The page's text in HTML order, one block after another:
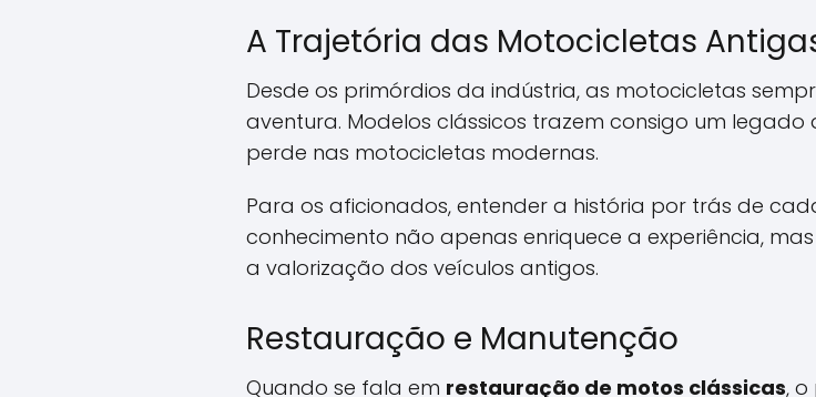
A Trajetória das Motocicletas
Desde os primórdios da indústria, as motocicletas
aventura. Modelos clássicos trazem consigo um legado
perde nas motocicletas modernas.
Para os aficionados, entender a história por trás de
conhecimento não apenas enriquece a experiência,
a valorização dos veículos antigos.
Restauração e Manutenção
Quando se fala em restauração de motos clássicas,